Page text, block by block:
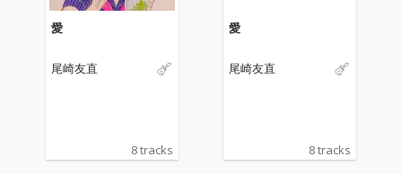
た楽曲であり、カップ
リング曲「ドミンゴ」
台に、旅する男のブル
さらにはエンジニアと
た楽曲であり、カップ
リング曲「ドミンゴ」
台に、旅する男のブル
さらにはエンジニアと
愛
尾崎友直
8 tracks
愛
尾崎友直
8 tracks